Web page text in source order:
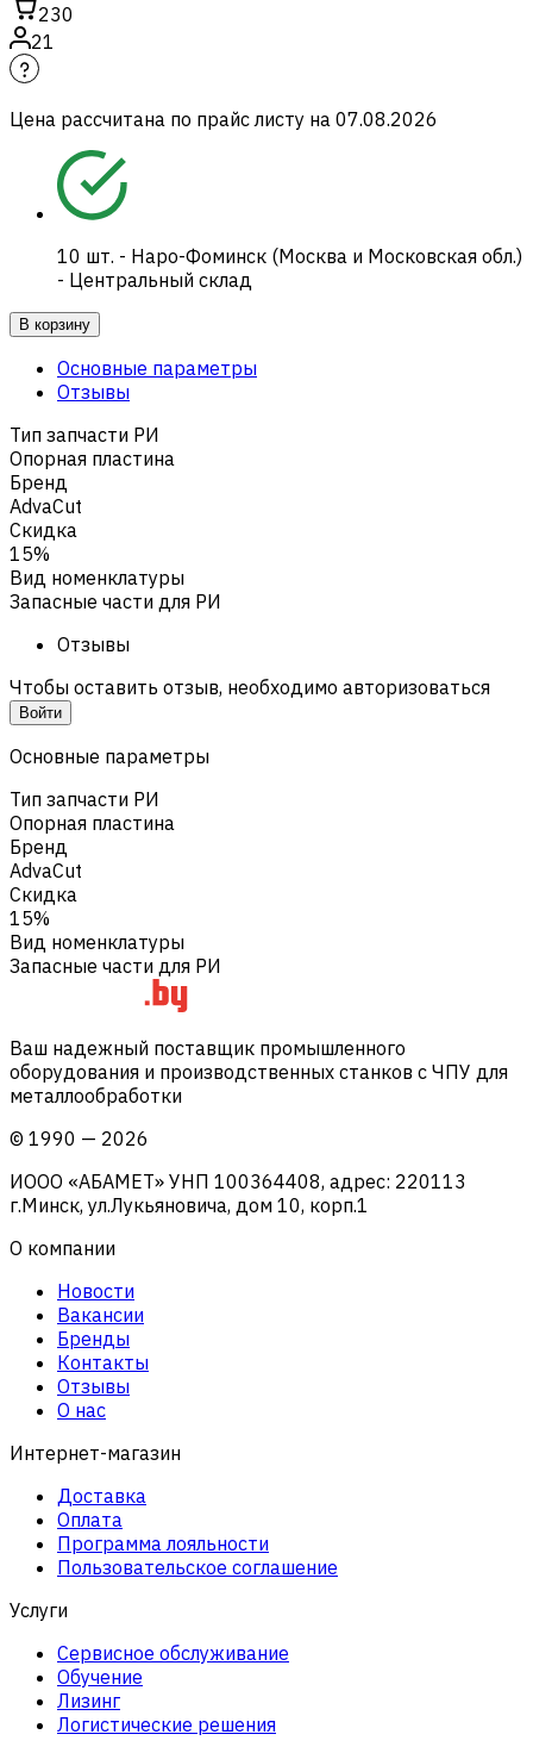
230
21
Цена рассчитана по прайс листу на 07.08.2026
10 шт. - Наро-Фоминск (Москва и Московская обл.)
- Центральный склад
В корзину
Основные параметры
Отзывы
Тип запчасти РИ
Опорная пластина
Бренд
AdvaCut
Скидка
15%
Вид номенклатуры
Запасные части для РИ
Отзывы
Чтобы оставить отзыв, необходимо авторизоваться
Войти
Основные параметры
Тип запчасти РИ
Опорная пластина
Бренд
AdvaCut
Скидка
15%
Вид номенклатуры
Запасные части для РИ
Ваш надежный поставщик промышленного
оборудования и производственных станков с ЧПУ для
металлообработки
© 1990 — 2026
ИООО «АБАМЕТ» УНП 100364408, адрес: 220113
г.Минск, ул.Лукьяновича, дом 10, корп.1
О компании
Новости
Вакансии
Бренды
Контакты
Отзывы
О нас
Интернет-магазин
Доставка
Оплата
Программа лояльности
Пользовательское соглашение
Услуги
Сервисное обслуживание
Обучение
Лизинг
Логистические решения